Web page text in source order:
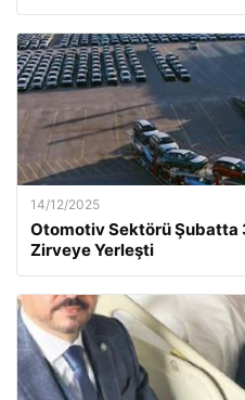
14/12/2025
Otomotiv Sektörü Şubatta
Zirveye Yerleşti